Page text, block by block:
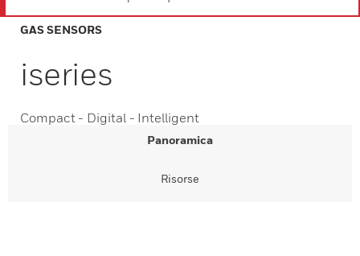
GAS SENSORS
iseries
Compact - Digital - Intelligent
Panoramica
Risorse